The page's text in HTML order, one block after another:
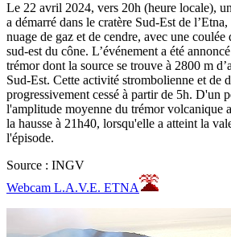
Le 22 avril 2024, vers 20h (heure locale),
a démarré dans le cratère Sud-Est de l’Etna,
nuage de gaz et de cendre, avec une coulée
sud-est du cône. L’événement a été
trémor dont la source se trouve à 2800 m
Sud-Est. Cette activité strombolienne et de
progressivement cessé à partir de 5h. D'un
l'amplitude moyenne du trémor volcanique
la hausse à 21h40, lorsqu'elle a atteint la
l'épisode.
Source : INGV
Webcam L.A.V.E. ETNA